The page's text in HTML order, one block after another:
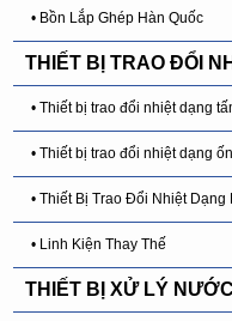
• Bồn Lắp Ghép Hàn Quốc
THIẾT BỊ TRAO ĐỔI
• Thiết bị trao đổi nhiệt dạng
• Thiết bị trao đổi nhiệt dạng
• Thiết Bị Trao Đổi Nhiệt Dạng
• Linh Kiện Thay Thế
THIẾT BỊ XỬ LÝ NƯỚC